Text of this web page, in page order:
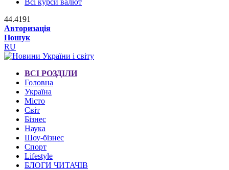
Всі курси валют
44.4191
Авторизація
Пошук
RU
ВСІ РОЗДІЛИ
Головна
Україна
Місто
Світ
Бізнес
Наука
Шоу-бізнес
Спорт
Lifestyle
БЛОГИ ЧИТАЧІВ